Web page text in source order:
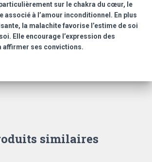
sur le chakra du cœur, le
associé à l’amour inconditionnel. En plus
la malachite favorise l’estime de soi
Elle encourage l’expression des
affirmer ses convictions.
similaires